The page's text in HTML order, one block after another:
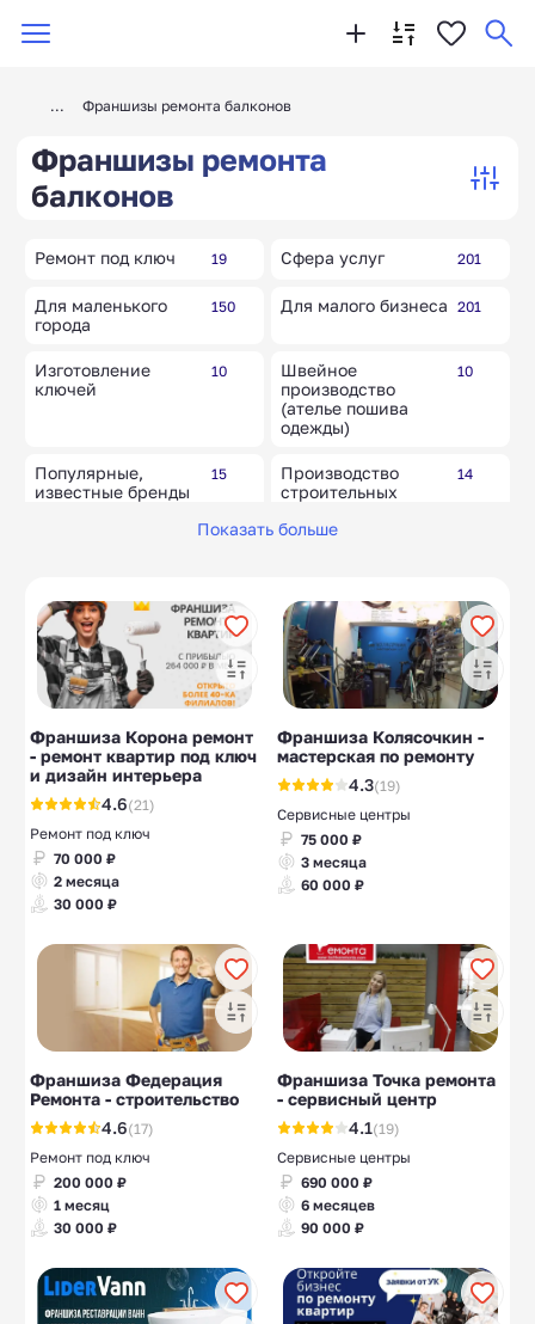
Франшизы ремонта балконов
Франшизы ремонта
балконов
Ремонт под ключ 19 Сфера услуг 201
Для маленького
города
150 Для малого бизнеса 201
Изготовление
ключей
10
Швейное
производство
(ателье пошива
одежды)
10
Популярные,
известные бренды
15
Производство
строительных
14
Строительство
домов из СИП-
панелей
10 Натяжные потолки 10
Посуточная аренда
10
Производство
10
Производство
туалетной бумаги
Базы и дома отдыха 10
Показать больше
Франшиза Корона ремонт
- ремонт квартир под ключ
и дизайн интерьера
4.6(21)
Ремонт под ключ
70 000 ₽
2 месяца
30 000 ₽
Франшиза Колясочкин -
мастерская по ремонту
4.3(19)
Сервисные центры
75 000 ₽
3 месяца
60 000 ₽
Франшиза Федерация
Ремонта - строительство
4.6(17)
Ремонт под ключ
200 000 ₽
1 месяц
30 000 ₽
Франшиза Точка ремонта
- сервисный центр
4.1(19)
Сервисные центры
690 000 ₽
6 месяцев
90 000 ₽